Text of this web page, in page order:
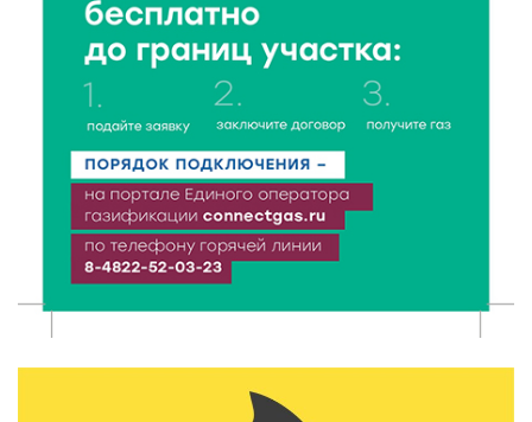
6 Авг 2026 16:28 390
Тверские «Романтики» покорили Витебск своей
хореографией
6 Авг 2026 16:08 466
Виталий Королев наградил строителей и
анонсировал новые проекты
6 Авг 2026 16:02 200